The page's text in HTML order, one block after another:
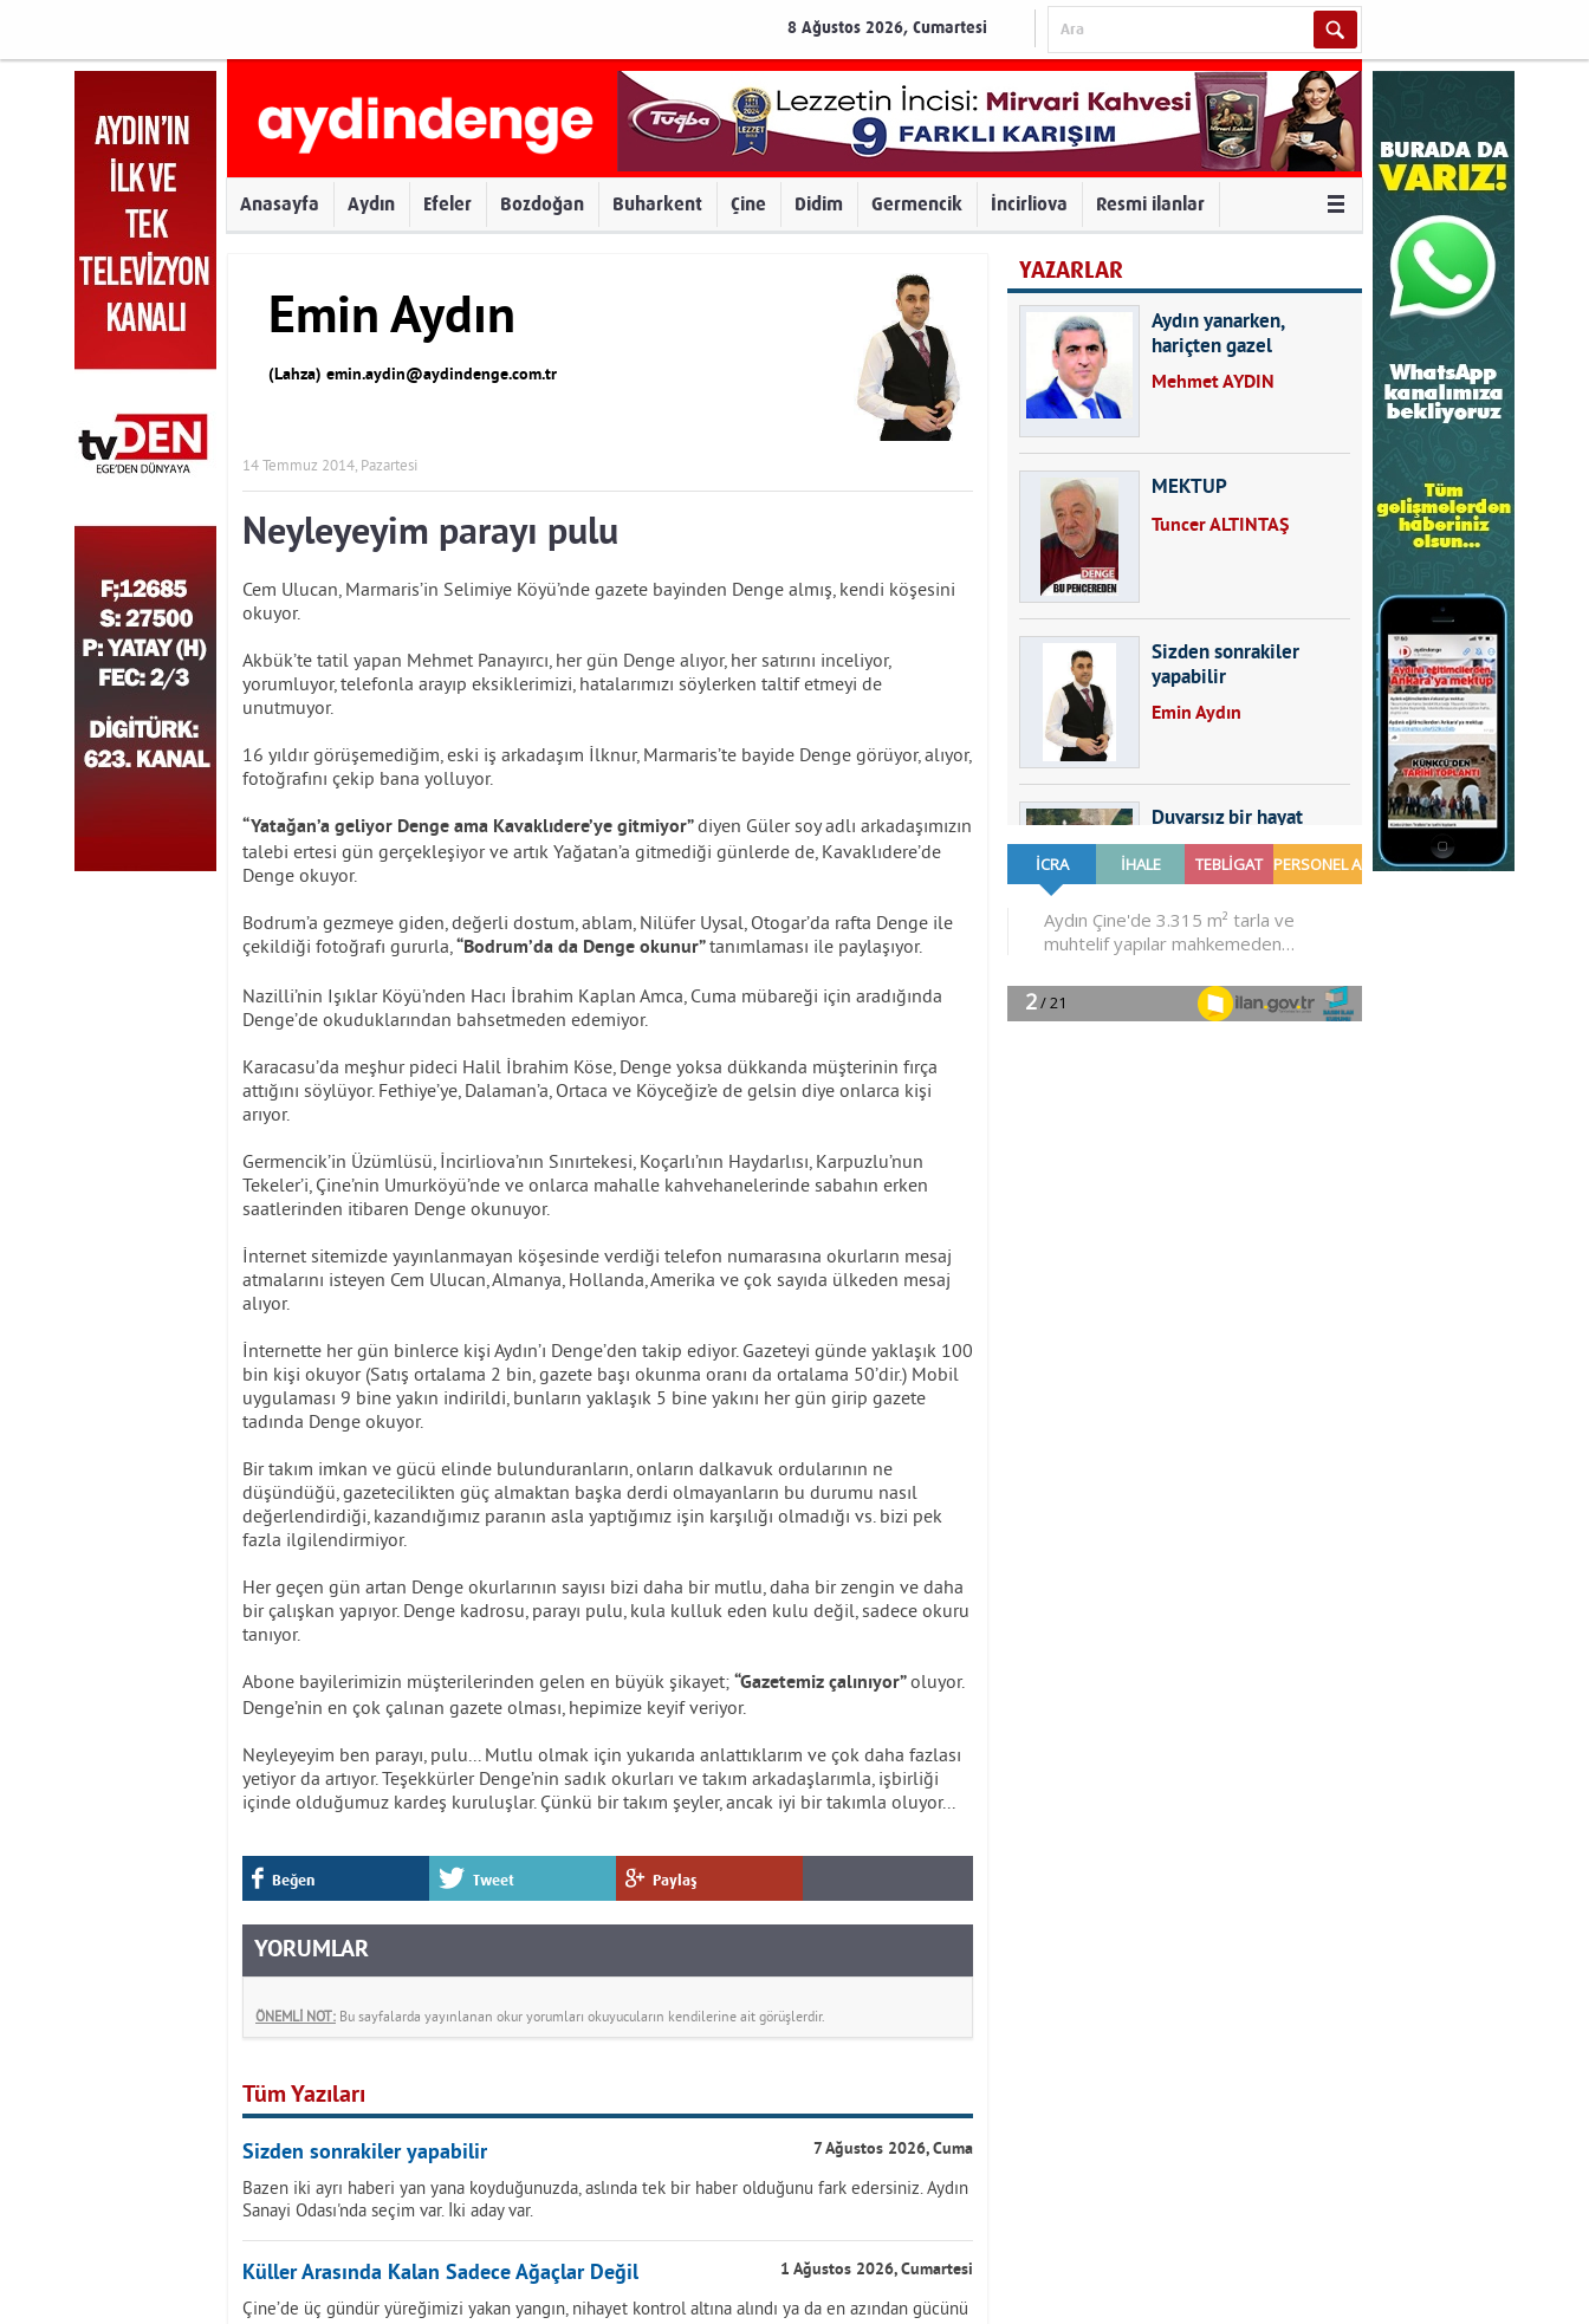
8 Ağustos 2026, Cumartesi
Anasayfa Aydın Efeler Bozdoğan Buharkent Çine Didim Germencik İncirliova Resmi ilanlar
Emin Aydın
(Lahza) emin.aydin@aydindenge.com.tr
14 Temmuz 2014, Pazartesi
Neyleyeyim parayı pulu
Cem Ulucan, Marmaris’in Selimiye Köyü’nde gazete bayinden Denge almış, kendi köşesini
okuyor.
Akbük’te tatil yapan Mehmet Panayırcı, her gün Denge alıyor, her satırını inceliyor,
yorumluyor, telefonla arayıp eksiklerimizi, hatalarımızı söylerken taltif etmeyi de
unutmuyor.
16 yıldır görüşemediğim, eski iş arkadaşım İlknur, Marmaris’te bayide Denge görüyor, alıyor,
fotoğrafını çekip bana yolluyor.
“Yatağan’a geliyor Denge ama Kavaklıdere’ye gitmiyor”diyen Güler soy adlı arkadaşımızın
talebi ertesi gün gerçekleşiyor ve artık Yağatan’a gitmediği günlerde de, Kavaklıdere’de
Denge okuyor.
Bodrum’a gezmeye giden, değerli dostum, ablam, Nilüfer Uysal, Otogar’da rafta Denge ile
çekildiği fotoğrafı gururla,“Bodrum’da da Denge okunur”tanımlaması ile paylaşıyor.
Nazilli’nin Işıklar Köyü’nden Hacı İbrahim Kaplan Amca, Cuma mübareği için aradığında
Denge’de okuduklarından bahsetmeden edemiyor.
Karacasu’da meşhur pideci Halil İbrahim Köse, Denge yoksa dükkanda müşterinin fırça
attığını söylüyor. Fethiye’ye, Dalaman’a, Ortaca ve Köyceğiz’e de gelsin diye onlarca kişi
arıyor.
Germencik’in Üzümlüsü, İncirliova’nın Sınırtekesi, Koçarlı’nın Haydarlısı, Karpuzlu’nun
Tekeler’i, Çine’nin Umurköyü’nde ve onlarca mahalle kahvehanelerinde sabahın erken
saatlerinden itibaren Denge okunuyor.
İnternet sitemizde yayınlanmayan köşesinde verdiği telefon numarasına okurların mesaj
atmalarını isteyen Cem Ulucan, Almanya, Hollanda, Amerika ve çok sayıda ülkeden mesaj
alıyor.
İnternette her gün binlerce kişi Aydın’ı Denge’den takip ediyor. Gazeteyi günde yaklaşık 100
bin kişi okuyor (Satış ortalama 2 bin, gazete başı okunma oranı da ortalama 50’dir.) Mobil
uygulaması 9 bine yakın indirildi, bunların yaklaşık 5 bine yakını her gün girip gazete
tadında Denge okuyor.
Bir takım imkan ve gücü elinde bulunduranların, onların dalkavuk ordularının ne
düşündüğü, gazetecilikten güç almaktan başka derdi olmayanların bu durumu nasıl
değerlendirdiği, kazandığımız paranın asla yaptığımız işin karşılığı olmadığı vs. bizi pek
fazla ilgilendirmiyor.
Her geçen gün artan Denge okurlarının sayısı bizi daha bir mutlu, daha bir zengin ve daha
bir çalışkan yapıyor. Denge kadrosu, parayı pulu, kula kulluk eden kulu değil, sadece okuru
tanıyor.
Abone bayilerimizin müşterilerinden gelen en büyük şikayet; “Gazetemiz çalınıyor”oluyor.
Denge’nin en çok çalınan gazete olması, hepimize keyif veriyor.
Neyleyeyim ben parayı, pulu... Mutlu olmak için yukarıda anlattıklarım ve çok daha fazlası
yetiyor da artıyor. Teşekkürler Denge’nin sadık okurları ve takım arkadaşlarımla, işbirliği
içinde olduğumuz kardeş kuruluşlar. Çünkü bir takım şeyler, ancak iyi bir takımla oluyor...
Beğen Tweet Paylaş
YORUMLAR
ÖNEMLİ NOT: Bu sayfalarda yayınlanan okur yorumları okuyucuların kendilerine ait görüşlerdir.
Tüm Yazıları
Sizden sonrakiler yapabilir 7 Ağustos 2026, Cuma
Bazen iki ayrı haberi yan yana koyduğunuzda, aslında tek bir haber olduğunu fark edersiniz. Aydın
Sanayi Odası'nda seçim var. İki aday var.
Küller Arasında Kalan Sadece Ağaçlar Değil 1 Ağustos 2026, Cumartesi
Çine’de üç gündür yüreğimizi yakan yangın, nihayet kontrol altına alındı ya da en azından gücünü
YAZARLAR
Aydın yanarken,
hariçten gazel
okuyarak kalpleri de
Mehmet AYDIN
MEKTUP
Tuncer ALTINTAŞ
Sizden sonrakiler
yapabilir
Emin Aydın
Duvarsız bir hayat
Furkan SARICA
GÜNDEMDE NELER
OLMALI?